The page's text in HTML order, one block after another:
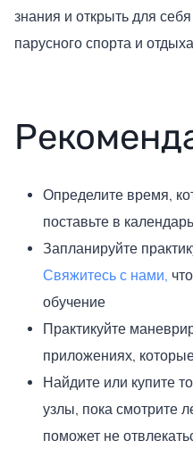
знания и открыть для
парусного спорта и
Определите время,
поставьте в календарь
Запланируйте
Свяжитесь с нами,
обучение
Практикуйте
приложениях,
Найдите или купите
узлы, пока смотрите
поможет не